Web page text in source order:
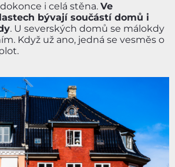
i celá stěna. Ve
bývají součástí domů i
. U severských domů se málokdy
Když už ano, jedná se vesměs o